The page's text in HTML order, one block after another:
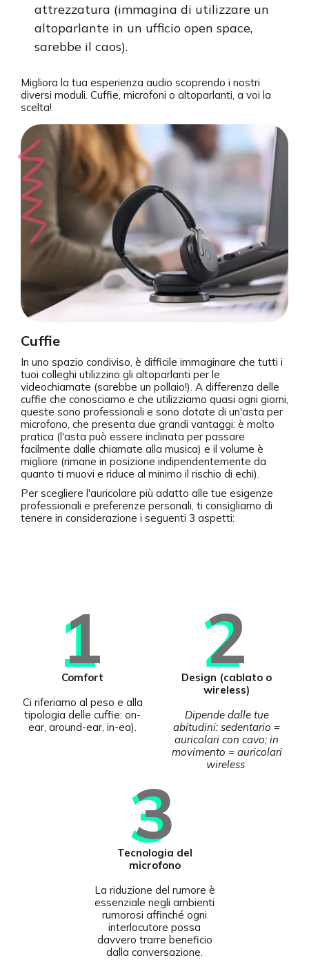
attrezzatura (immagina di utilizzare un
altoparlante in un ufficio open space,
sarebbe il caos).
Migliora la tua esperienza audio scoprendo i nostri
diversi moduli. Cuffie, microfoni o altoparlanti, a voi la
scelta!
Cuffie
In uno spazio condiviso, è difficile immaginare che tutti i
tuoi colleghi utilizzino gli altoparlanti per le
videochiamate (sarebbe un pollaio!). A differenza delle
cuffie che conosciamo e che utilizziamo quasi ogni giorni,
queste sono professionali e sono dotate di un'asta per
microfono, che presenta due grandi vantaggi: è molto
pratica (l'asta può essere inclinata per passare
facilmente dalle chiamate alla musica) e il volume è
migliore (rimane in posizione indipendentemente da
quanto ti muovi e riduce al minimo il rischio di echi).
Per scegliere l'auricolare più adatto alle tue esigenze
professionali e preferenze personali, ti consigliamo di
tenere in considerazione i seguenti 3 aspetti:
1
Comfort
Ci riferiamo al peso e alla
tipologia delle cuffie: on-
ear, around-ear, in-ea).
2
Design (cablato o
wireless)
Dipende dalle tue
abitudini: sedentario =
auricolari con cavo; in
movimento = auricolari
wireless
3
Tecnologia del
microfono
La riduzione del rumore è
essenziale negli ambienti
rumorosi affinché ogni
interlocutore possa
davvero trarre beneficio
dalla conversazione.